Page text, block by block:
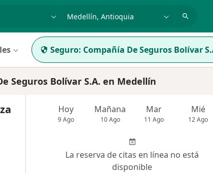
p. ej. Bogotá
Seguro: Compañía De Seguros Bolívar
Seguros Bolívar S.A. en Medellín
Hoy
9 Ago
Mañana
10 Ago
Mar
11 Ago
Mié
12 Ago
La reserva de citas en línea no está
disponible